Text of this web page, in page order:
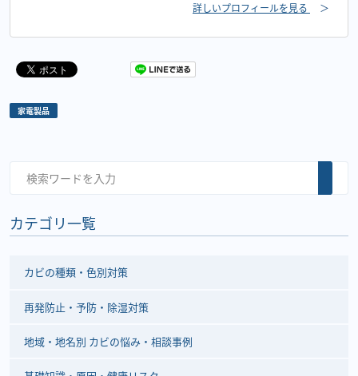
詳しいプロフィールを見る ＞
家電製品
カテゴリ一覧
カビの種類・色別対策
再発防止・予防・除湿対策
地域・地名別 カビの悩み・相談事例